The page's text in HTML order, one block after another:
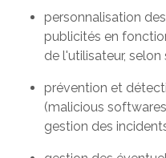
personnalisation
publicités en
de l'utilisateur, selon
prévention et
(malicious
gestion des